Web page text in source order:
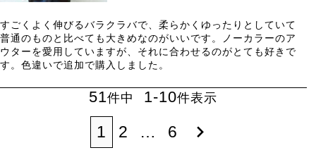
すごくよく伸びるバラクラバで、柔らかくゆったりとしていて
普通のものと比べても大きめなのがいいです。ノーカラーのア
ウターを愛用していますが、それに合わせるのがとても好きで
す。色違いで追加で購入しました。
51件中 1-10件表示
1 2 … 6